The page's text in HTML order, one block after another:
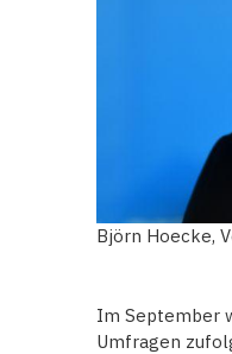
Björn Hoecke,
Im September
Umfragen